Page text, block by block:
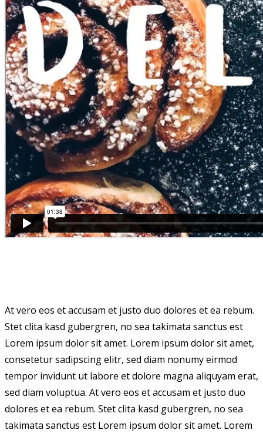
At vero eos et accusam et justo duo dolores et ea rebum.
Stet clita kasd gubergren, no sea takimata sanctus est
Lorem ipsum dolor sit amet. Lorem ipsum dolor sit amet,
consetetur sadipscing elitr, sed diam nonumy eirmod
tempor invidunt ut labore et dolore magna aliquyam erat,
sed diam voluptua. At vero eos et accusam et justo duo
dolores et ea rebum. Stet clita kasd gubergren, no sea
takimata sanctus est Lorem ipsum dolor sit amet. Lorem